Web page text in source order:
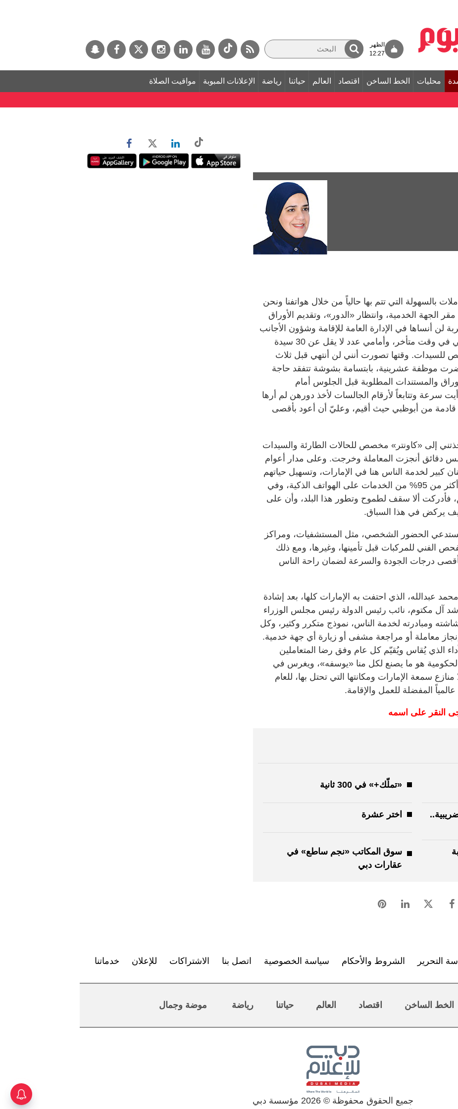
الظهر
12:27
محليات الخط الساخن اقتصاد العالم حياتنا رياضة الإعلانات المبوبة مواقيت الصلاة
المعاملات بالسهولة التي تتم بها حالياً من خلال هواتفنا ونحن
الجهة الخدمية، وانتظار «الدور»، وتقديم الأوراق
لن أنساها في الإدارة العامة للإقامة وشؤون الأجانب
في دبي، حيث حضرت من أبوظبي في وقت متأخر، وأمامي عدد لا يقل عن 30 سيدة
للسيدات. وقتها تصورت أنني لن أنتهي قبل ثلاث
موظفة عشرينية، بابتسامة بشوشة تتفقد حاجة
والمستندات المطلوبة قبل الجلوس أمام
سرعة وتتابعاً لأرقام الجالسات لأخذ دورهن لم أرها
قادمة من أبوظبي حيث أقيم، وعليّ أن أعود بأقصى
إلى «كاونتر» مخصص للحالات الطارئة والسيدات
دقائق أنجزت المعاملة وخرجت. وعلى مدار أعوام
كبير لخدمة الناس هنا في الإمارات، وتسهيل حياتهم
ومعاملتهم المحترمة، حتى توافر أكثر من 95% من الخدمات على الهواتف الذكية، وفي
فأدركت ألا سقف لطموح وتطور هذا البلد، وأن على
يركض في هذا السباق.
الحضور الشخصي، مثل المستشفيات، ومراكز
الفني للمركبات قبل تأمينها، وغيرها، ومع ذلك
درجات الجودة والسرعة لضمان راحة الناس
عبدالله، الذي احتفت به الإمارات كلها، بعد إشادة
آل مكتوم، نائب رئيس الدولة رئيس مجلس الوزراء
ومبادرته لخدمة الناس، نموذج متكرر وكثير، وكل
معاملة أو مراجعة مشفى أو زيارة أي جهة خدمية.
الذي يُقاس ويُقيّم كل عام وفق رضا المتعاملين
هو ما يصنع لكل منا «يوسفه»، ويغرس في
سمعة الإمارات ومكانتها التي تحتل بها، للعام
المفضلة للعمل والإقامة.
النقر على اسمه
«تملّك+» في 300 ثانية
اختر عشرة
سوق المكاتب «نجم ساطع» في
عقارات دبي
التحرير الشروط والأحكام سياسة الخصوصية اتصل بنا الاشتراكات للإعلان خدماتنا
الخط الساخن اقتصاد العالم حياتنا رياضة موضة وجمال
جميع الحقوق محفوظة © 2026 مؤسسة دبي